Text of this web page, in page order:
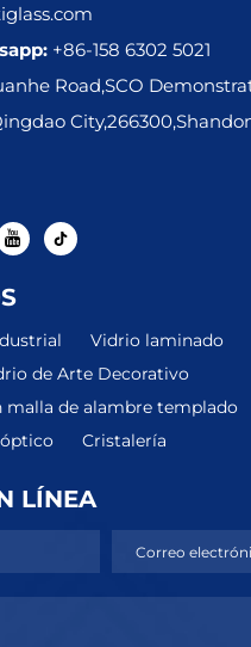
+86-158 6302 5021
Road,SCO
Vidrio laminado
de Arte Decorativo
malla de alambre templado
Cristalería
LÍNEA
Correo